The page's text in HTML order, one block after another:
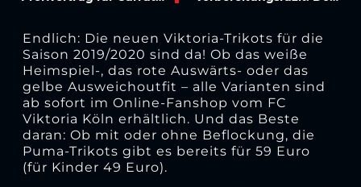
Endlich: Die neuen Viktoria-Trikots für die
Saison 2019/2020 sind da! Ob das weiße
Heimspiel-, das rote Auswärts- oder das
gelbe Ausweichoutfit – alle Varianten sind
ab sofort im Online-Fanshop vom FC
Viktoria Köln erhältlich. Und das Beste
daran: Ob mit oder ohne Beflockung, die
Puma-Trikots gibt es bereits für 59 Euro
(für Kinder 49 Euro).